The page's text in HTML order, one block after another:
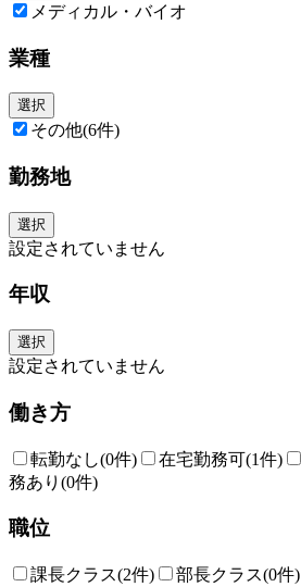
メディカル・バイオ
業種
選択
その他(6件)
勤務地
選択
設定されていません
年収
選択
設定されていません
働き方
転勤なし(0件) 在宅勤務可(1件)
務あり (0件)
職位
課長クラス(2件) 部長クラス(0件)